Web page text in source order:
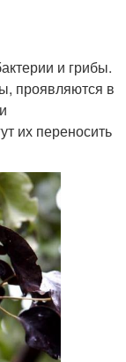
и грибы.
проявляются в
их переносить